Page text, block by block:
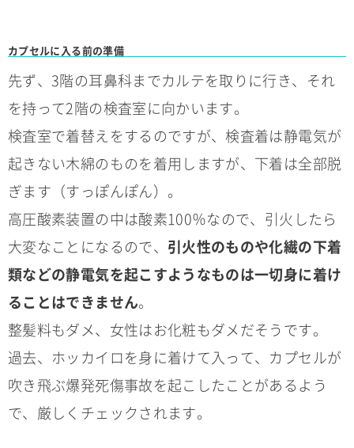
カプセルに入る前の準備
先ず、3階の耳鼻科までカルテを取りに行き、それ
を持って2階の検査室に向かいます。
検査室で着替えをするのですが、検査着は静電気が
起きない木綿のものを着用しますが、下着は全部脱
ぎます（すっぽんぽん）。
高圧酸素装置の中は酸素100％なので、引火したら
大変なことになるので、 引火性のものや化繊の下着
類などの静電気を起こすようなものは一切身に着け
ることはできません。
整髪料もダメ、女性はお化粧もダメだそうです。
過去、ホッカイロを身に着けて入って、カプセルが
吹き飛ぶ爆発死傷事故を起こしたことがあるよう
で、厳しくチェックされます。